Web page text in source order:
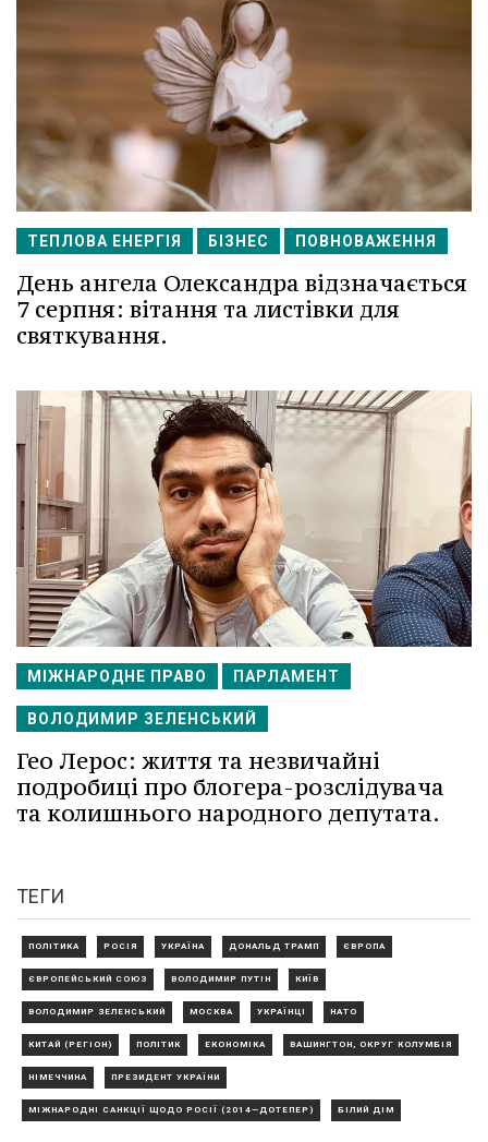
ТЕПЛОВА ЕНЕРГІЯ БІЗНЕС ПОВНОВАЖЕННЯ
День ангела Олександра відзначається
7 серпня: вітання та листівки для
святкування.
МІЖНАРОДНЕ ПРАВО ПАРЛАМЕНТ
ВОЛОДИМИР ЗЕЛЕНСЬКИЙ
Гео Лерос: життя та незвичайні
подробиці про блогера-розслідувача
та колишнього народного депутата.
ТЕГИ
ПОЛІТИКА РОСІЯ УКРАЇНА ДОНАЛЬД ТРАМП ЄВРОПА
ЄВРОПЕЙСЬКИЙ СОЮЗ ВОЛОДИМИР ПУТІН КИЇВ
ВОЛОДИМИР ЗЕЛЕНСЬКИЙ МОСКВА УКРАЇНЦІ НАТО
КИТАЙ (РЕГІОН) ПОЛІТИК ЕКОНОМІКА ВАШИНГТОН, ОКРУГ КОЛУМБІЯ
НІМЕЧЧИНА ПРЕЗИДЕНТ УКРАЇНИ
МІЖНАРОДНІ САНКЦІЇ ЩОДО РОСІЇ (2014—ДОТЕПЕР) БІЛИЙ ДІМ